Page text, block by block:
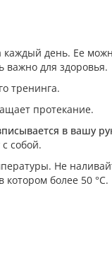
день. Ее
важно для здоровья.
тренинга.
протекание.
в вашу
собой.
Не
более 50 °C.